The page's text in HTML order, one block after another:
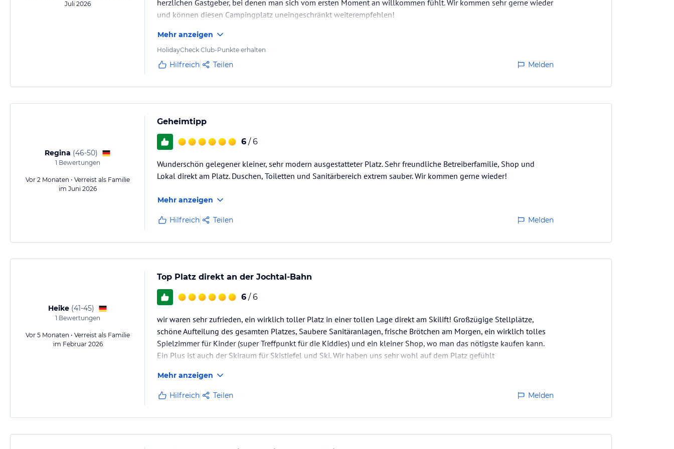
Gewähr und ohne Prüfung durch HolidayCheck. Bitte lies vor der Buchung die verbindlichen
Juli 2026
herzlichen Gastgeber, bei denen man sich vom ersten Moment an willkommen fühlt. Wir kommen sehr gerne wieder
und können diesen Campingplatz uneingeschränkt weiterempfehlen!
Mehr anzeigen
HolidayCheck Club-Punkte erhalten
Hilfreich Teilen Melden
Regina (46-50)
1 Bewertungen
Vor 2 Monaten • Verreist als Familie
im Juni 2026
Geheimtipp
6 / 6
Wunderschön gelegener kleiner, sehr modern ausgestatteter Platz. Sehr freundliche Betreiberfamilie, Shop und
Lokal direkt am Platz. Duschen, Toiletten und Sanitärbereich extrem sauber. Wir kommen gerne wieder!
Mehr anzeigen
Hilfreich Teilen Melden
Heike (41-45)
1 Bewertungen
Vor 5 Monaten • Verreist als Familie
im Februar 2026
Top Platz direkt an der Jochtal-Bahn
6 / 6
wir waren sehr zufrieden, ein wirklich toller Platz in einer tollen Lage direkt am Skilift! Großzügige Stellplätze,
schöne Aufteilung des gesamten Platzes, Saubere Sanitäranlagen, frische Brötchen am Morgen, ein wirklich tolles
Spielzimmer für Kinder (super Treffpunkt für die Kiddies) und ein kleiner Shop, wo man das nötigste kaufen kann.
Ein Plus ist auch der Skiraum für Skistiefel und Ski. Wir haben uns sehr wohl auf dem Platz gefühlt
Mehr anzeigen
Hilfreich Teilen Melden